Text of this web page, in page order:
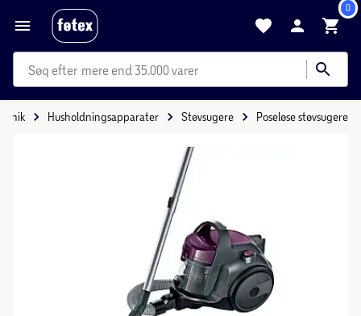
0
mere end 35.000 varer
Husholdningsapparater Støvsugere Poseløse støvsugere